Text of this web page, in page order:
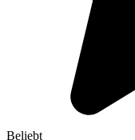
Beliebt